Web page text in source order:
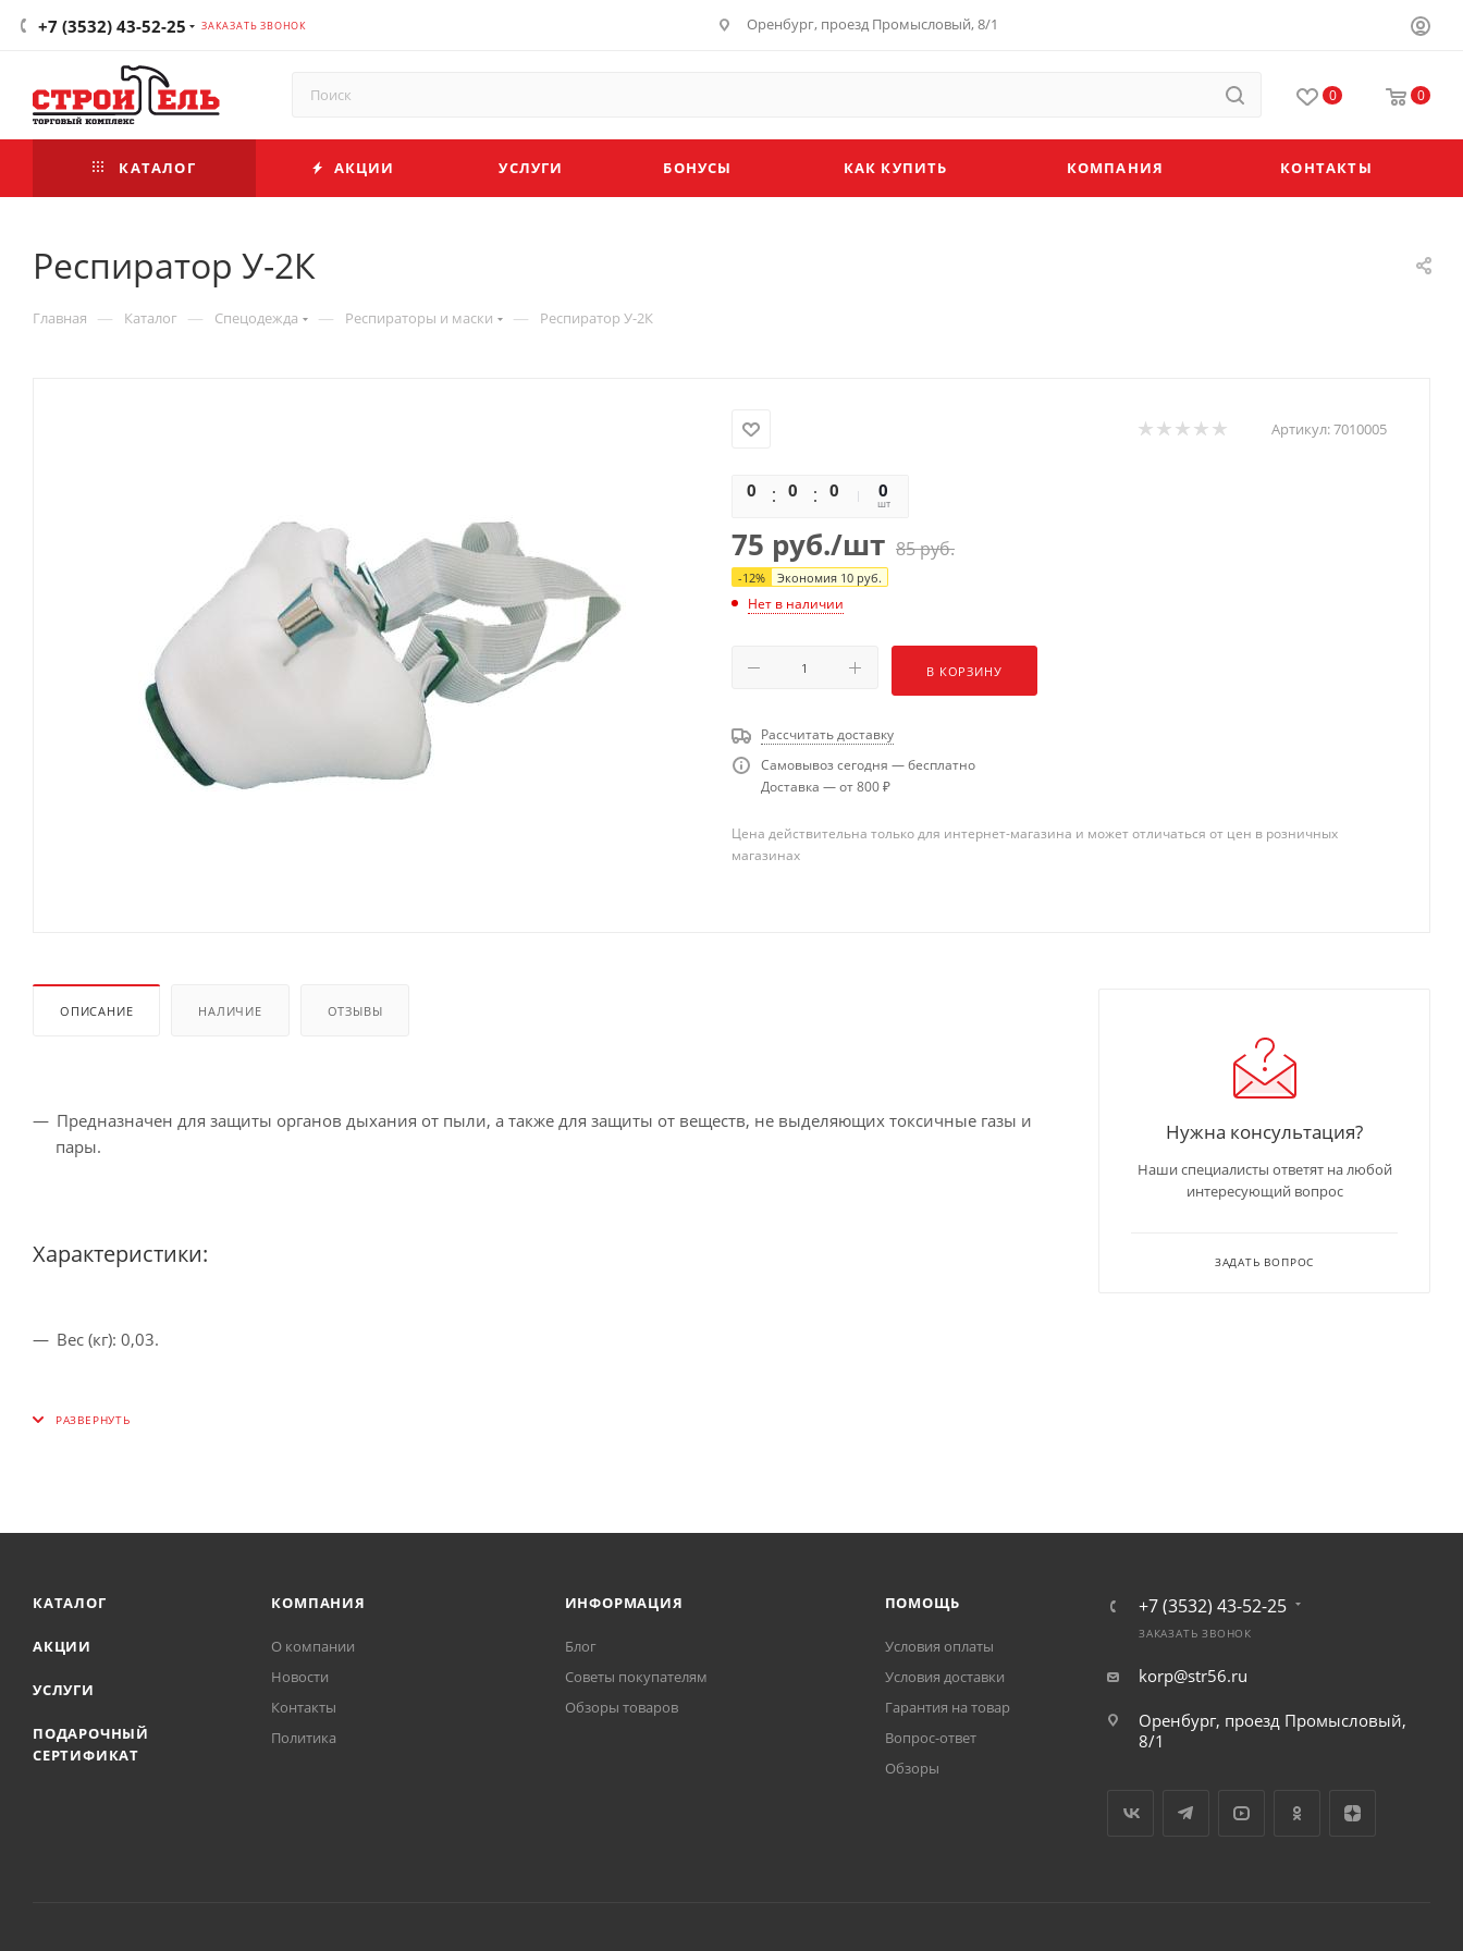
+7 (3532) 43-52-25 ЗАКАЗАТЬ ЗВОНОК Оренбург, проезд Промысловый, 8/1
0 0
КАТАЛОГ АКЦИИ УСЛУГИ БОНУСЫ КАК КУПИТЬ КОМПАНИЯ КОНТАКТЫ
Респиратор У-2К
Главная — Каталог — Спецодежда — Респираторы и маски — Респиратор У-2К
Артикул:7010005
0 0 0 00
шт
75 руб./шт 85руб.
-12% Экономия 10 руб.
Нет в наличии
В КОРЗИНУ
Рассчитать доставку
Самовывоз сегодня — бесплатно
Доставка — от 800 ₽
Цена действительна только для интернет-магазина и может отличаться от цен в розничных
магазинах
ОПИСАНИЕ НАЛИЧИЕ ОТЗЫВЫ
Предназначен для защиты органов дыхания от пыли, а также для защиты от веществ, не выделяющих токсичные газы и
пары.
Характеристики:
Вес (кг): 0,03.
Нужна консультация?
Наши специалисты ответят на любой
интересующий вопрос
ЗАДАТЬ ВОПРОС
КАТАЛОГ
АКЦИИ
УСЛУГИ
ПОДАРОЧНЫЙ
СЕРТИФИКАТ
КОМПАНИЯ
О компании
Новости
Контакты
Политика
ИНФОРМАЦИЯ
Блог
Советы покупателям
Обзоры товаров
ПОМОЩЬ
Условия оплаты
Условия доставки
Гарантия на товар
Вопрос-ответ
Обзоры
+7 (3532) 43-52-25
ЗАКАЗАТЬ ЗВОНОК
korp@str56.ru
Оренбург, проезд Промысловый,
8/1